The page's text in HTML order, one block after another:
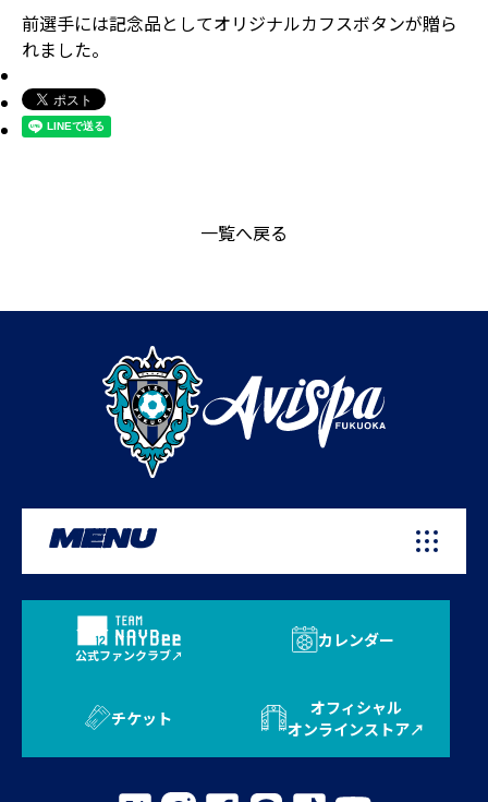
前選手には記念品としてオリジナルカフスボタンが贈ら
れました。
一覧へ戻る
MENU
公式ファンクラブ
カレンダー
チケット
オフィシャル
オンラインストア